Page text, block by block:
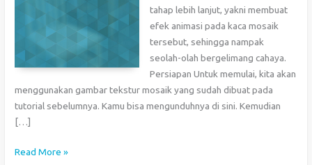
tahap lebih lanjut, yakni membuat
efek animasi pada kaca mosaik
tersebut, sehingga nampak
seolah-olah bergelimang cahaya.
Persiapan Untuk memulai, kita akan
menggunakan gambar tekstur mosaik yang sudah dibuat pada
tutorial sebelumnya. Kamu bisa mengunduhnya di sini. Kemudian
[…]
Animasi
Read More »